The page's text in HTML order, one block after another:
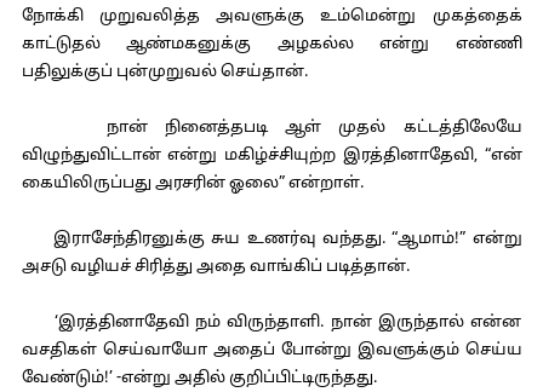
நோக்கி முறுவலித்த அவளுக்கு உம்மென்று முகத்தைக்
காட்டுதல் ஆண்மகனுக்கு அழகல்ல என்று எண்ணி
பதிலுக்குப் புன்முறுவல் செய்தான்.
நான் நினைத்தபடி ஆள் முதல் கட்டத்திலேயே
விழுந்துவிட்டான் என்று மகிழ்ச்சியுற்ற இரத்தினாதேவி, “என்
கையிலிருப்பது அரசரின் ஓலை” என்றாள்.
இராசேந்திரனுக்கு சுய உணர்வு வந்தது. “ஆமாம்!” என்று
அசடு வழியச் சிரித்து அதை வாங்கிப் படித்தான்.
‘இரத்தினாதேவி நம் விருந்தாளி. நான் இருந்தால் என்ன
வசதிகள் செய்வாயோ அதைப் போன்று இவளுக்கும் செய்ய
வேண்டும்!’ -என்று அதில் குறிப்பிட்டிருந்தது.